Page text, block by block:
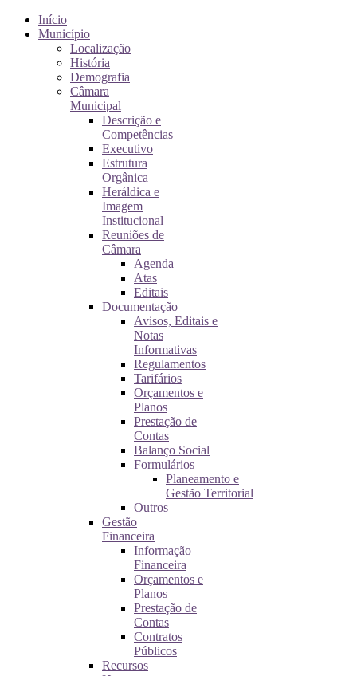
Início
Município
Localização
História
Demografia
Câmara
Municipal
Descrição e
Competências
Executivo
Estrutura
Orgânica
Heráldica e
Imagem
Institucional
Reuniões de
Câmara
Agenda
Atas
Editais
Documentação
Avisos, Editais e
Notas
Informativas
Regulamentos
Tarifários
Orçamentos e
Planos
Prestação de
Contas
Balanço Social
Formulários
Planeamento e
Gestão Territorial
Outros
Gestão
Financeira
Informação
Financeira
Orçamentos e
Planos
Prestação de
Contas
Contratos
Públicos
Recursos